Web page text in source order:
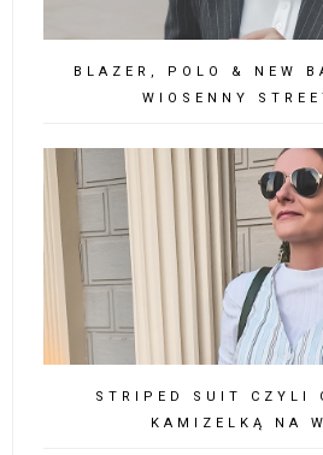
BLAZER, POLO & NEW
WIOSENNY
STRIPED SUIT CZYLI
KAMIZELKĄ NA